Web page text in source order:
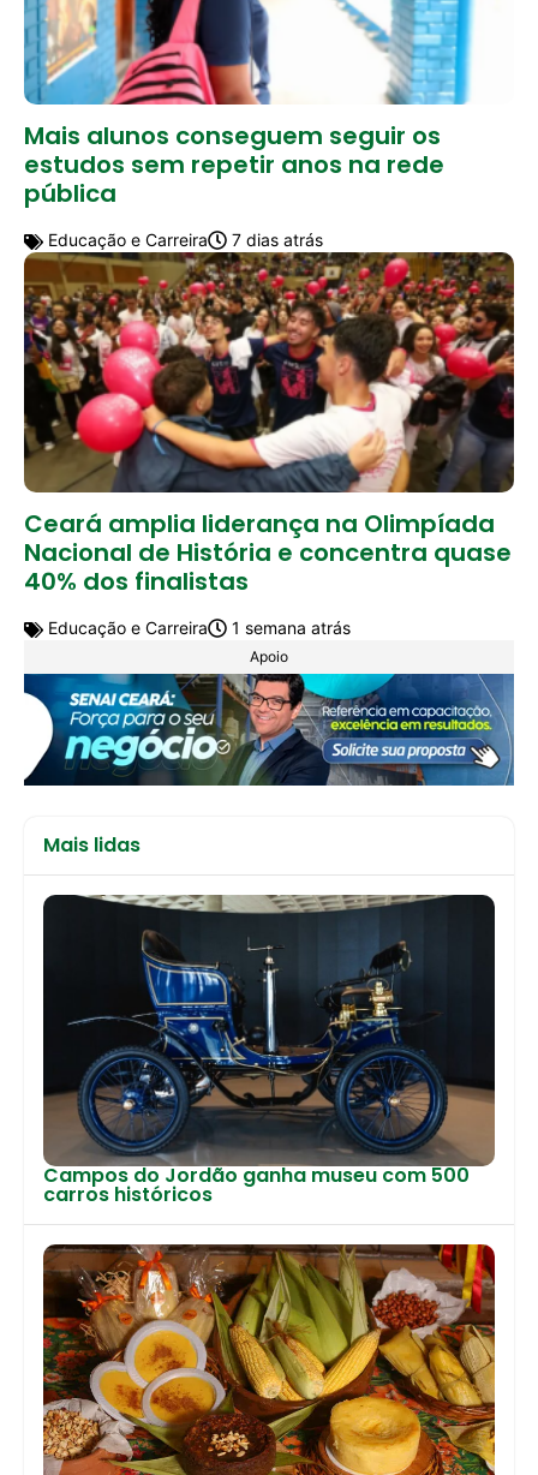
Mais alunos conseguem seguir os
estudos sem repetir anos na rede
pública
Educação e Carreira 7 dias atrás
Ceará amplia liderança na Olimpíada
Nacional de História e concentra quase
40% dos finalistas
Educação e Carreira 1 semana atrás
Apoio
Mais lidas
Campos do Jordão ganha museu com 500
carros históricos